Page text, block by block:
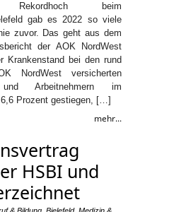
Rekordhoch beim
gab es 2022 so viele
zuvor. Das geht aus dem
der AOK NordWest
Krankenstand bei den rund
NordWest versicherten
und Arbeitnehmern im
Prozent gestiegen, […]
mehr...
HSBI und